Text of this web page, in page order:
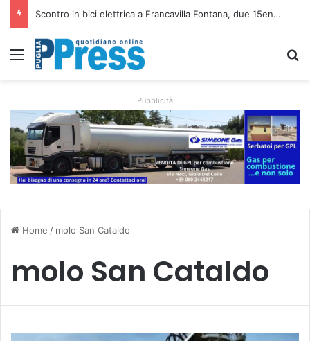
Altamura, aziende agricole donano foraggio all’allevatore colpito dall’incendio nell’Alta Murgia
Menu
Pubblicità
Home / molo San Cataldo
molo San Cataldo